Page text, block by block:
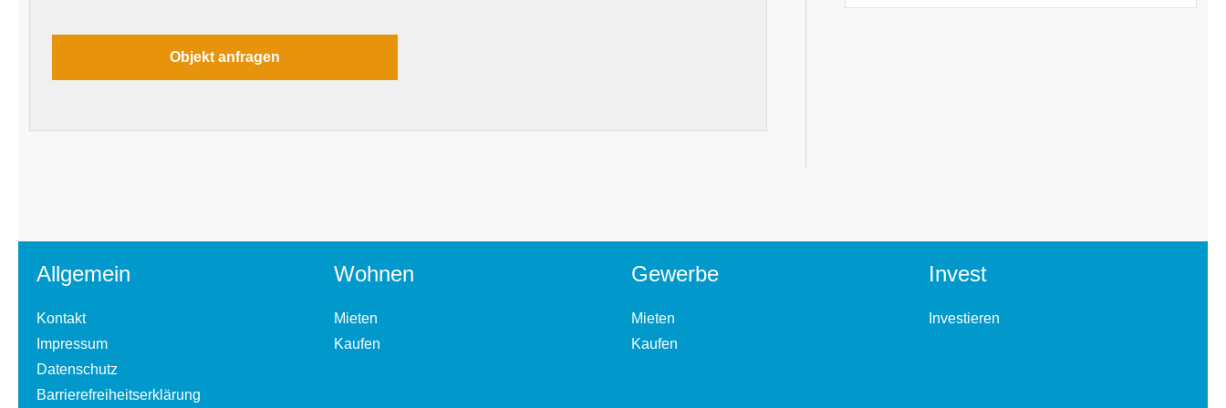
Allgemein
Kontakt
Impressum
Datenschutz
Barrierefreiheitserklärung
Wohnen
Mieten
Kaufen
Gewerbe
Mieten
Kaufen
Invest
Investieren